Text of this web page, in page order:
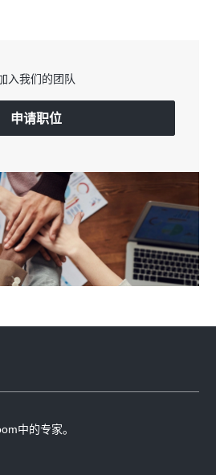
入我们的团队
申请职位
中的专家。